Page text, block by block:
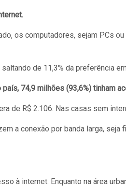
os computadores, sejam PCs ou
de 11,3% da preferência
74,9 milhões (93,6%) tinham
de R$ 2.106. Nas casas sem
a conexão por banda larga, seja
à internet. Enquanto na área